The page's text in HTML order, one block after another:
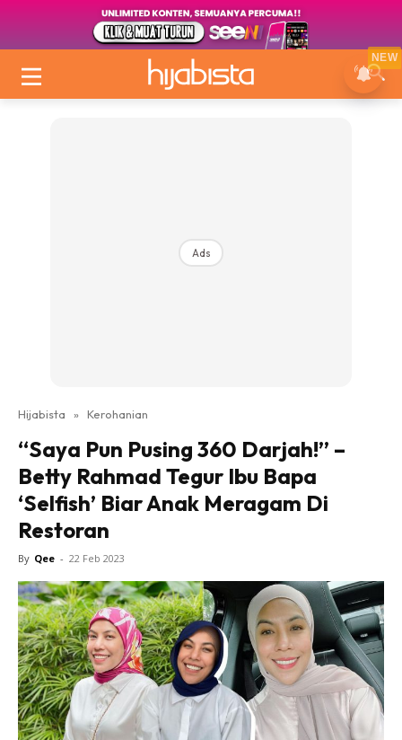
Ads
Hijabista » Kerohanian
“Saya Pun Pusing 360 Darjah!” –
Betty Rahmad Tegur Ibu Bapa
‘Selfish’ Biar Anak Meragam Di
Restoran
By Qee - 22 Feb 2023
NEW